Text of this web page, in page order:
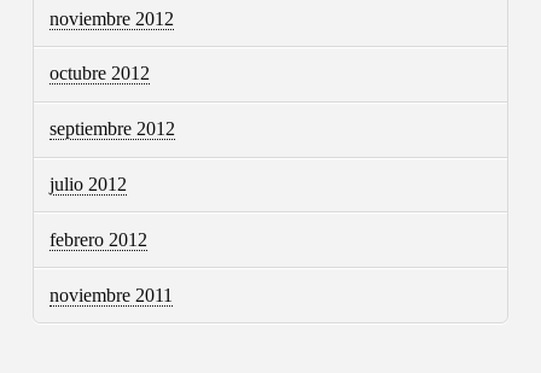
noviembre 2012
octubre 2012
septiembre 2012
julio 2012
febrero 2012
noviembre 2011